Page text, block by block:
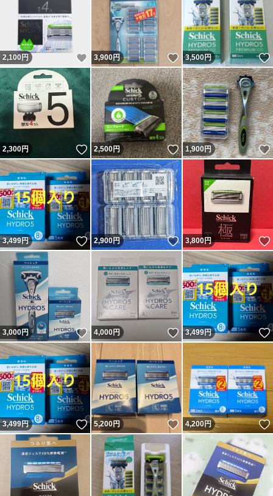
2,100 円 いいね！
3,900円 いいね！
3,500円
2,300円 いいね！
2,500円 いいね！
1,900円
3,499円 いいね！
2,900円 いいね！
3,800円
3,000円 いいね！
4,000円 いいね！
3,499円
3,499円 いいね！
5,200円 いいね！
4,200円